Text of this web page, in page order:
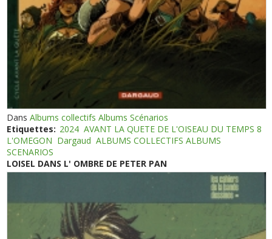
DansAlbums collectifs Albums Scénarios
Etiquettes: 2024 AVANT LA QUETE DE L'OISEAU DU TEMPS 8
L'OMEGON Dargaud ALBUMS COLLECTIFS ALBUMS
SCENARIOS
LOISEL DANS L' OMBRE DE PETER PAN